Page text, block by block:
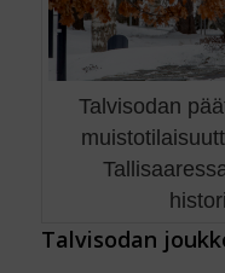
Talvisodan
Talvisodan